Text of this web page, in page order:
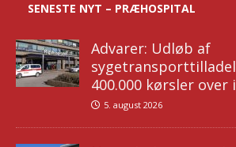
SENESTE NYT – PRÆHOSPITAL
Advarer: Udløb af
400.000 kørsler
5. august 2026